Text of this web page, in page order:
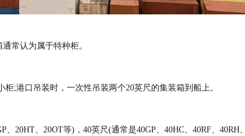
常认为属于特种柜。
;港口吊装时，一次性吊装两个20英尺的集装箱到船上。
20HT、20OT等)，40英尺(通常是40GP、40HC、40RF、